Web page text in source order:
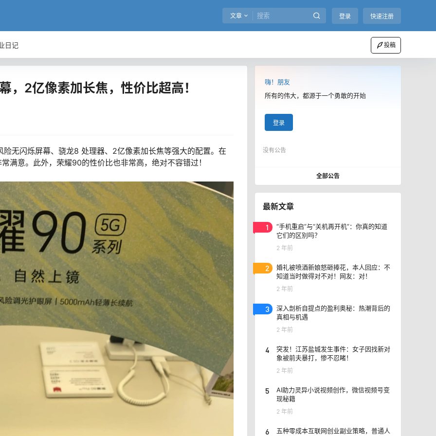
文章 登录 快速注册
日记 投稿
，2亿像素加长焦，性价比超高！
无闪烁屏幕、骁龙8 处理器、2亿像素加长焦等强大的配置。在
满意。此外，荣耀90的性价比也非常高，绝对不容错过！
嗨！朋友
所有的伟大，都源于一个勇敢的开始
登录
没有公告
全部公告
最新文章
1
“手机重启”与“关机再开机”：你真的知道
它们的区别吗？
2 年前
2
婚礼被喷酒新娘怒砸捧花，本人回应：不
知道当时做得对不对！网友：对！
2 年前
3
深入剖析自提点的盈利奥秘：热潮背后的
真相与机遇
2 年前
4
突发！江苏盐城发生事件：女子因找新对
象被前夫暴打，惨不忍睹！
2 年前
5
AI助力灵异小说视频创作，微信视频号变
现秘籍
2 年前
6
五种零成本互联网创业副业策略，普通人